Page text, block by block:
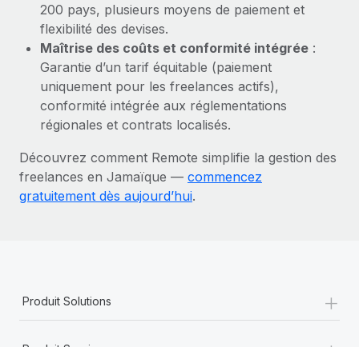
200 pays, plusieurs moyens de paiement et
flexibilité des devises.
Maîtrise des coûts et conformité intégrée :
Garantie d’un tarif équitable (paiement
uniquement pour les freelances actifs),
conformité intégrée aux réglementations
régionales et contrats localisés.
Découvrez comment Remote simplifie la gestion des
freelances en Jamaïque — commencez
gratuitement dès aujourd’hui.
Produit Solutions +